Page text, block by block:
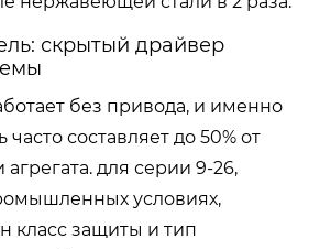
скрытый драйвер
без привода, и именно
часто составляет до 50% от
для серии 9-26,
условиях,
класс защиты и тип